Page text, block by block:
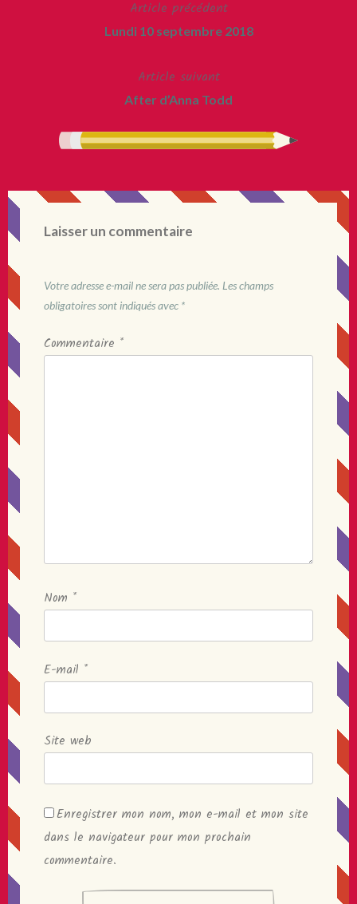
Article précédent
Lundi 10 septembre 2018
Article suivant
After d’Anna Todd
Laisser un commentaire
Votre adresse e-mail ne sera pas publiée. Les champs
obligatoires sont indiqués avec *
Commentaire *
Nom *
E-mail *
Site web
Enregistrer mon nom, mon e-mail et mon site
dans le navigateur pour mon prochain
commentaire.